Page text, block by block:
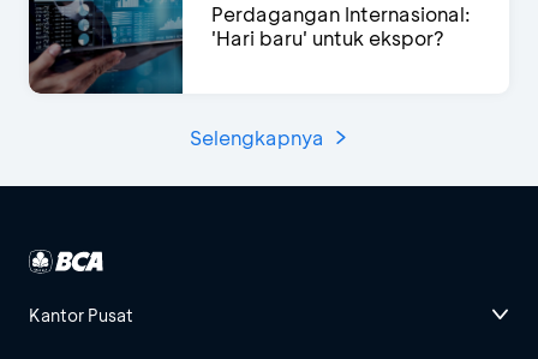
Perdagangan Internasional:
'Hari baru' untuk ekspor?
Selengkapnya
Kantor Pusat